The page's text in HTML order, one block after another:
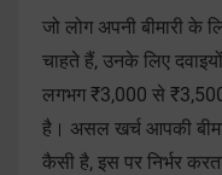
जो लोग अपनी बीमारी के
चाहते हैं, उनके लिए
लगभग ₹3,000 से
है। असल खर्च आपकी
कैसी है, इस पर निर्भर